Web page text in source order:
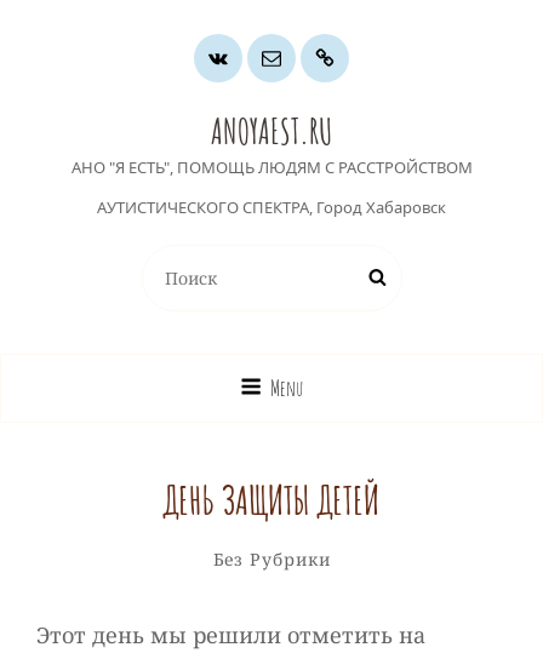
Группа
ВК
ПочтаХочу
помочь
ANOYAEST.RU
АНО "Я ЕСТЬ", ПОМОЩЬ ЛЮДЯМ С РАССТРОЙСТВОМ
АУТИСТИЧЕСКОГО СПЕКТРА, Город Хабаровск
Поиск
Menu
ДЕНЬ ЗАЩИТЫ ДЕТЕЙ
Рубрики
Без Рубрики
Этот день мы решили отметить на